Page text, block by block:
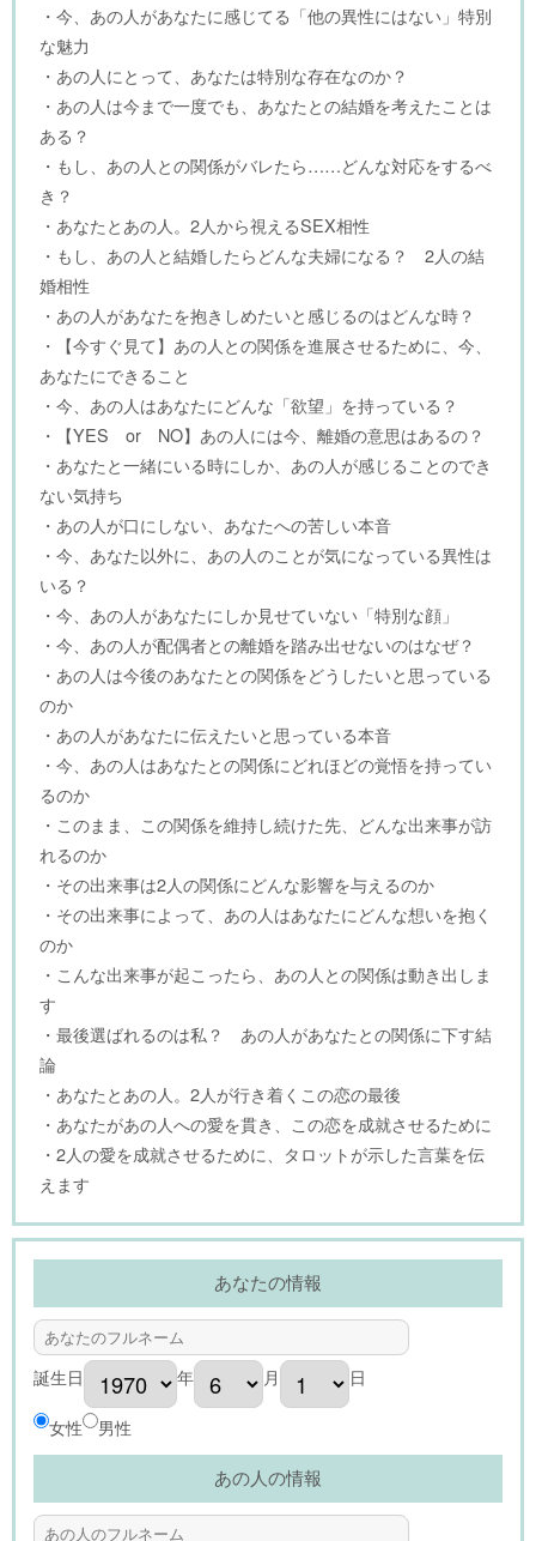
・今、あの人があなたに感じてる「他の異性にはない」特別
な魅力
・あの人にとって、あなたは特別な存在なのか？
・あの人は今まで一度でも、あなたとの結婚を考えたことは
ある？
・もし、あの人との関係がバレたら……どんな対応をするべ
き？
・あなたとあの人。2人から視えるSEX相性
・もし、あの人と結婚したらどんな夫婦になる？ 2人の結
婚相性
・あの人があなたを抱きしめたいと感じるのはどんな時？
・【今すぐ見て】あの人との関係を進展させるために、今、
あなたにできること
・今、あの人はあなたにどんな「欲望」を持っている？
・【YES or NO】あの人には今、離婚の意思はあるの？
・あなたと一緒にいる時にしか、あの人が感じることのでき
ない気持ち
・あの人が口にしない、あなたへの苦しい本音
・今、あなた以外に、あの人のことが気になっている異性は
いる？
・今、あの人があなたにしか見せていない「特別な顔」
・今、あの人が配偶者との離婚を踏み出せないのはなぜ？
・あの人は今後のあなたとの関係をどうしたいと思っている
のか
・あの人があなたに伝えたいと思っている本音
・今、あの人はあなたとの関係にどれほどの覚悟を持ってい
るのか
・このまま、この関係を維持し続けた先、どんな出来事が訪
れるのか
・その出来事は2人の関係にどんな影響を与えるのか
・その出来事によって、あの人はあなたにどんな想いを抱く
のか
・こんな出来事が起こったら、あの人との関係は動き出しま
す
・最後選ばれるのは私？ あの人があなたとの関係に下す結
論
・あなたとあの人。2人が行き着くこの恋の最後
・あなたがあの人への愛を貫き、この恋を成就させるために
・2人の愛を成就させるために、タロットが示した言葉を伝
えます
あなたの情報
誕生日 年 月 日
女性 男性
あの人の情報